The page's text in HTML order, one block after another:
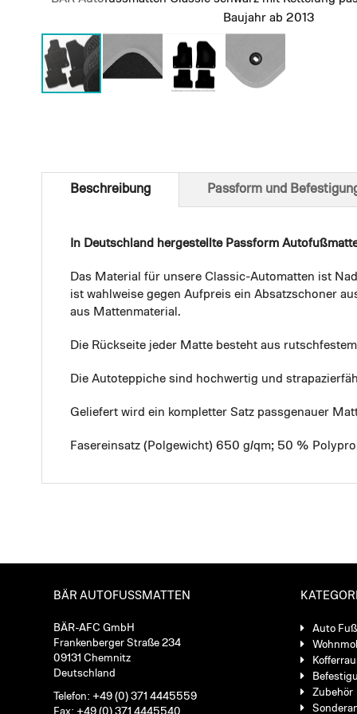
Baujahr ab 2013
of
Beschreibung
In Deutschland hergestellte Passform
Das Material für unsere Classic-Automatten ist
ist wahlweise gegen Aufpreis ein Absatzschoner
aus Mattenmaterial.
Die Rückseite jeder Matte besteht aus
Die Autoteppiche sind hochwertig und
Geliefert wird ein kompletter Satz passgenauer
Fasereinsatz (Polgewicht) 650 g/qm; 50 %
Passform und
BÄR AUTOFUSSMATTEN
BÄR-AFC GmbH
Frankenberger Straße 234
09131 Chemnitz
Deutschland
Telefon: +49 (0) 371 4445559
Fax: +49 (0) 371 4445540
Auto
Zubehör